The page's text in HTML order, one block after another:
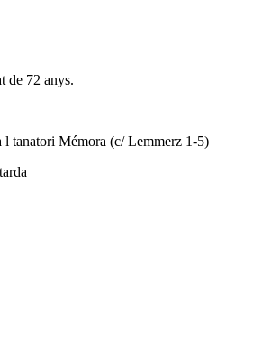
de 72 anys.
tanatori Mémora (c/ Lemmerz 1-5)